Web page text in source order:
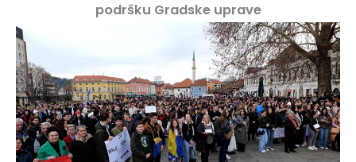
podršku Gradske uprave